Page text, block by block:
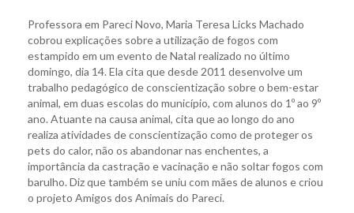
Professora em Pareci Novo, Maria Teresa Licks Machado
cobrou explicações sobre a utilização de fogos com
estampido em um evento de Natal realizado no último
domingo, dia 14. Ela cita que desde 2011 desenvolve um
trabalho pedagógico de conscientização sobre o bem-estar
animal, em duas escolas do município, com alunos do 1º ao 9º
ano. Atuante na causa animal, cita que ao longo do ano
realiza atividades de conscientização como de proteger os
pets do calor, não os abandonar nas enchentes, a
importância da castração e vacinação e não soltar fogos com
barulho. Diz que também se uniu com mães de alunos e criou
o projeto Amigos dos Animais do Pareci.